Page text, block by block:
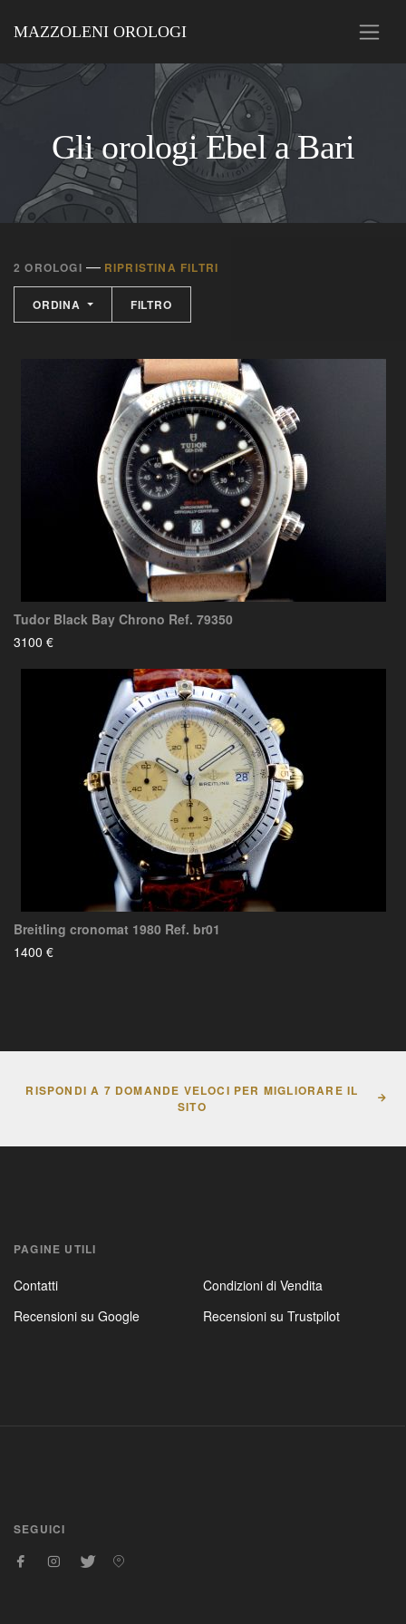
MAZZOLENI OROLOGI
Gli orologi Ebel a Bari
2 OROLOGI — RIPRISTINA FILTRI
ORDINA FILTRO
Tudor Black Bay Chrono Ref. 79350
3100 €
Breitling cronomat 1980 Ref. br01
1400 €
RISPONDI A 7 DOMANDE VELOCI PER MIGLIORARE IL
SITO
PAGINE UTILI
Contatti
Condizioni di Vendita
Recensioni su Google
Recensioni su Trustpilot
SEGUICI